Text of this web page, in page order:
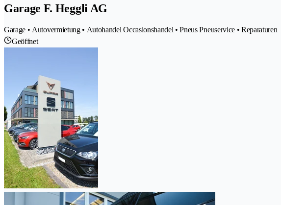
Garage F. Heggli AG
Garage • Autovermietung • Autohandel Occasionshandel • Pneus Pneuservice • Reparaturen
Geöffnet